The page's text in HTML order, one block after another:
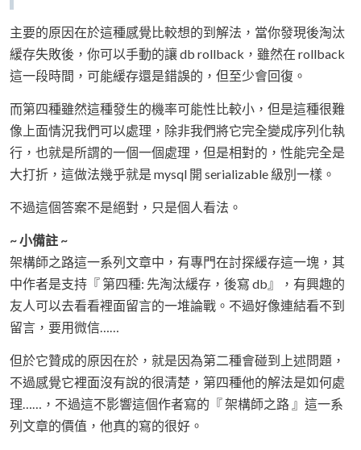
主要的原因在於這種感覺比較想的到解法，當你發現後淘汰
緩存失敗後，你可以手動的讓 db rollback，雖然在 rollback
這一段時間，可能緩存還是錯誤的，但至少會回復。
而第四種雖然這種發生的機率可能性比較小，但是這種很難
像上面情況我們可以處理，除非我們將它完全變成序列化執
行，也就是所謂的一個一個處理，但是相對的，性能完全是
大打折，這做法幾乎就是 mysql 開 serializable 級別一樣。
不過這個答案不是絕對，只是個人看法。
~ 小備註 ~
架構師之路這一系列文章中，有專門在討探緩存這一塊，其
中作者是支持『 第四種: 先淘汰緩存，後寫 db』，有興趣的
友人可以去看看裡面留言的一堆論戰。不過好像連結看不到
留言，要用微信……
但於它贊成的原因在於，就是因為第二種會碰到上述問題，
不過感覺它裡面沒有說的很清楚，第四種他的解法是如何處
理……，不過這不影響這個作者寫的『 架構師之路 』這一系
列文章的價值，他真的寫的很好。